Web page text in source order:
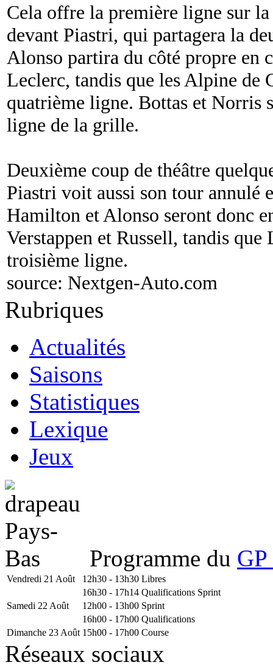
Cela offre la première ligne sur
devant Piastri, qui partagera la
Alonso partira du côté propre en
Leclerc, tandis que les Alpine de
quatrième ligne. Bottas et Norris
ligne de la grille.
Deuxième coup de théâtre
Piastri voit aussi son tour annulé
Hamilton et Alonso seront donc
Verstappen et Russell, tandis
troisième ligne.
source: Nextgen-Auto.com
Rubriques
Actualités
Saisons
Statistiques
Lexique
Jeux
Programme du
Vendredi 21 Août 12h30 - 13h30 Libres
16h30 - 17h14 Qualifications Sprint
Samedi 22 Août
12h00 - 13h00 Sprint
16h00 - 17h00 Qualifications
Dimanche 23 Août 15h00 - 17h00 Course
Réseaux sociaux